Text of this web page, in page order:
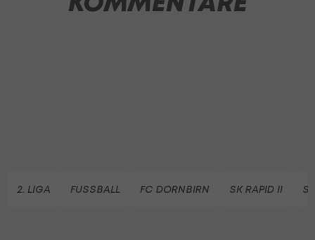
2. LIGA FUSSBALL FC DORNBIRN SK RAPID II